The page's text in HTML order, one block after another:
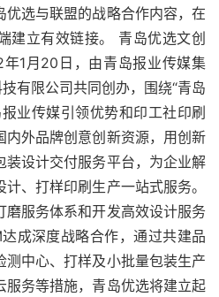
优选与联盟的战略合作内容，在
建立有效链接。 青岛优选文创
1月20日，由青岛报业传媒集
有限公司共同创办，围绕“青岛
业传媒引领优势和印工社印刷
内外品牌创意创新资源，用创新
装设计交付服务平台，为企业解
、打样印刷生产一站式服务。
磨服务体系和开发高效设计服务
成深度战略合作，通过共建品
测中心、打样及小批量包装生产
服务等措施，青岛优选将建立起